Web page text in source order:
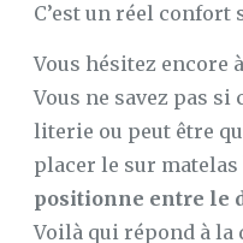
C’est un réel
Vous hésitez encore
Vous ne savez pas
literie ou peut être
placer le sur matelas
positionne entre le
Voilà qui répond à la